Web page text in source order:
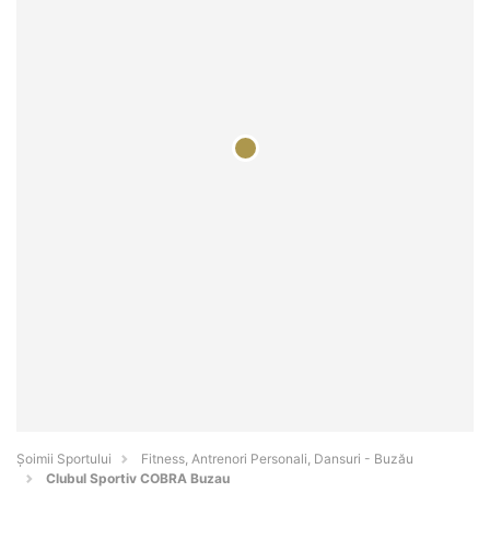
Șoimii Sportului
Fitness, Antrenori Personali, Dansuri - Buzău
Clubul Sportiv COBRA Buzau